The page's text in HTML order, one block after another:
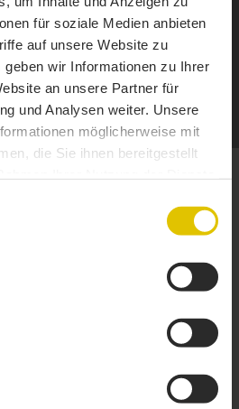
für soziale Medien anbieten
auf unsere Website zu
wir Informationen zu Ihrer
an unsere Partner für
und Analysen weiter. Unsere
möglicherweise mit
die Sie ihnen bereitgestellt
Plus d’informations